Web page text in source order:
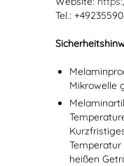
Tel.:
Mikrowelle
Temperatur
heißen